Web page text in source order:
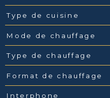
Type de cuisine
Mode de chauffage
Type de chauffage
Format de chauffage
Interphone